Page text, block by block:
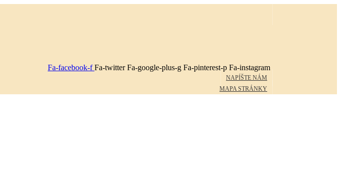
Fa-facebook-f Fa-twitter Fa-google-plus-g Fa-pinterest-p Fa-instagram
NAPÍŠTE NÁM
MAPA STRÁNKY